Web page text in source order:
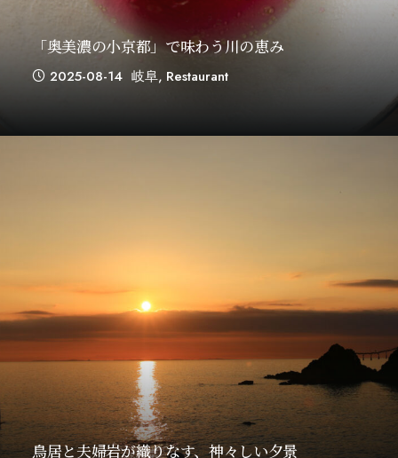
「奥美濃の小京都」で味わう川の恵み
2025-08-14 岐阜, Restaurant
鳥居と夫婦岩が織りなす、神々しい夕景